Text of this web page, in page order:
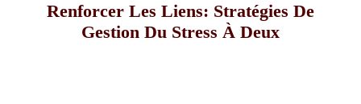
Renforcer Les Liens: Stratégies De
Gestion Du Stress À Deux